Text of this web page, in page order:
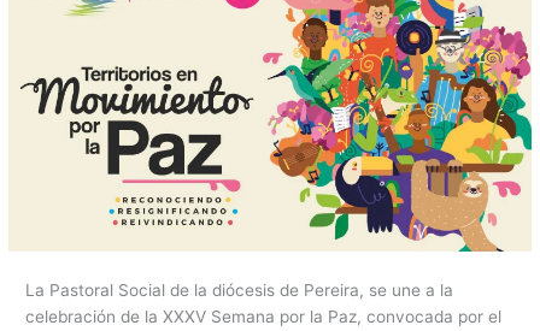
La Pastoral Social de la diócesis de Pereira, se une a la
celebración de la XXXV Semana por la Paz, convocada por el